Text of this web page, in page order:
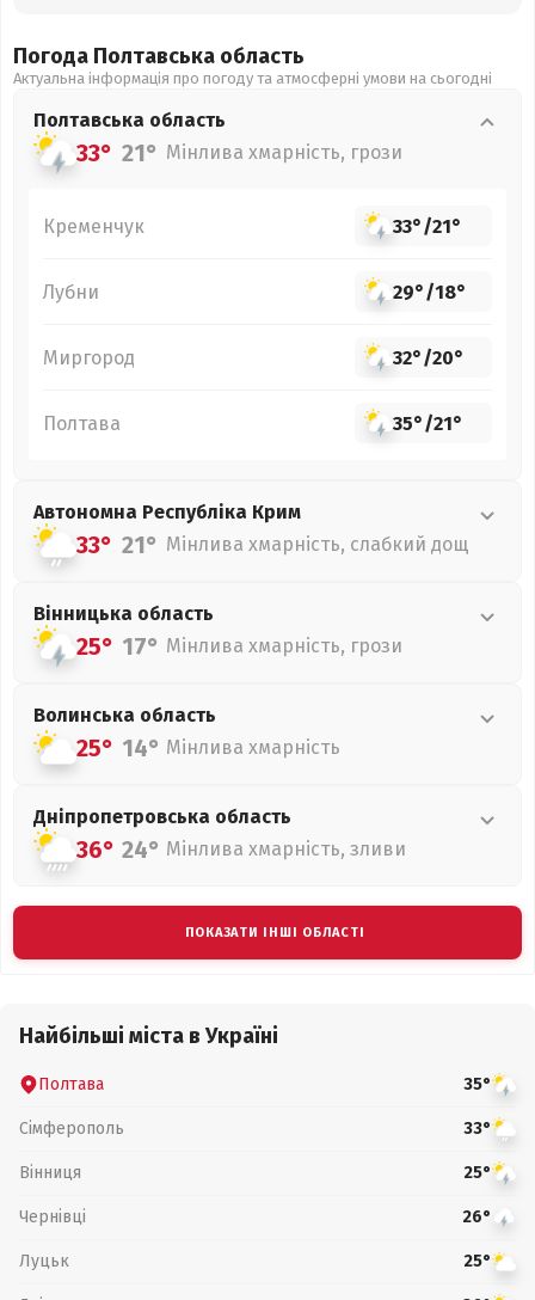
Погода Полтавська область
Актуальна інформація про погоду та атмосферні умови на сьогодні
Полтавська область
33° 21° Мінлива хмарність, грози
Кременчук 33°/21°
Лубни 29°/18°
Миргород 32°/20°
Полтава 35°/21°
Автономна Республіка Крим
33° 21° Мінлива хмарність, слабкий дощ
Вінницька область
25° 17° Мінлива хмарність, грози
Волинська область
25° 14° Мінлива хмарність
Дніпропетровська область
36° 24° Мінлива хмарність, зливи
ПОКАЗАТИ ІНШІ ОБЛАСТІ
Найбільші міста в Україні
Полтава 35°
Сімферополь 33°
Вінниця 25°
Чернівці 26°
Луцьк 25°